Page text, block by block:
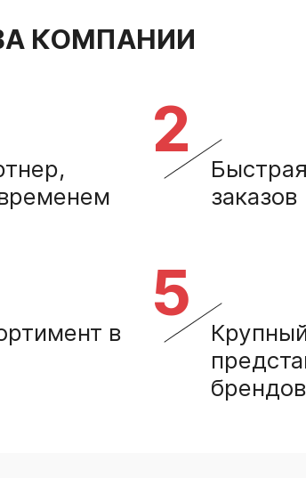
КОМПАНИИ
2
заказов
в
5
брендов